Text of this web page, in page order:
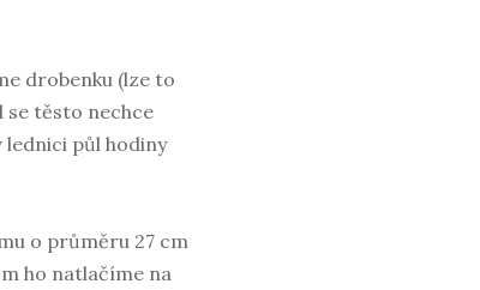
drobenku (lze to
se těsto nechce
lednici půl hodiny
o průměru 27 cm
ho natlačíme na